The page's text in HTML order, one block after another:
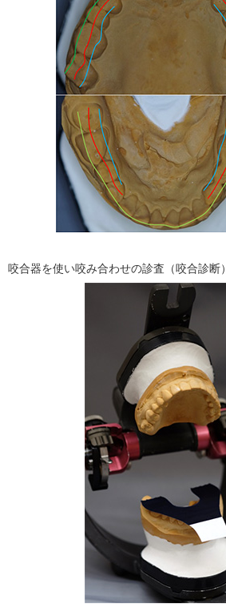
咬合器を使い咬み合わせの診査（咬合診断）